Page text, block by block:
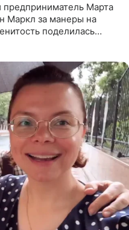
предприниматель Марта
Маркл за манеры на
поделилась